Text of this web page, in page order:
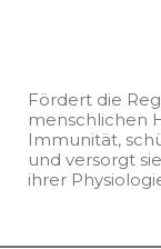
Fördert die
menschlichen
Immunität,
und versorgt
ihrer